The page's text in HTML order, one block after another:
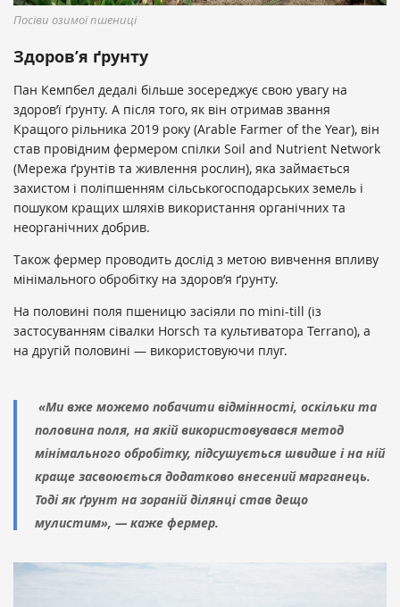
Посіви озимої пшениці
Здоров’я ґрунту
Пан Кемпбел дедалі більше зосереджує свою увагу на
здоров’ї ґрунту. А після того, як він отримав звання
Кращого рільника 2019 року (Arable Farmer of the Year), він
став провідним фермером спілки Soil and Nutrient Network
(Мережа ґрунтів та живлення рослин), яка займається
захистом і поліпшенням сільськогосподарських земель і
пошуком кращих шляхів використання органічних та
неорганічних добрив.
Також фермер проводить дослід з метою вивчення впливу
мінімального обробітку на здоров’я ґрунту.
На половині поля пшеницю засіяли по mini-till (із
застосуванням сівалки Horsch та культиватора Terrano), а
на другій половині — використовуючи плуг.
«Ми вже можемо побачити відмінності, оскільки та
половина поля, на якій використовувався метод
мінімального обробітку, підсушується швидше і на ній
краще засвоюється додатково внесений марганець.
Тоді як ґрунт на зораній ділянці став дещо
мулистим», — каже фермер.